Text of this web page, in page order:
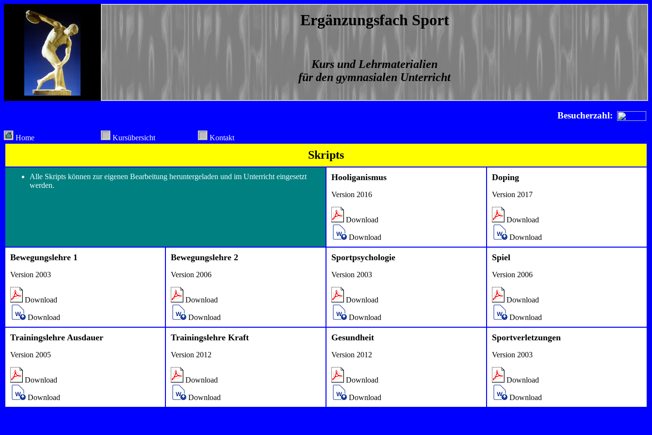
Ergänzungsfach Sport
Kurs und Lehrmaterialien
für den gymnasialen Unterricht
Besucherzahl:
Home Kursübersicht Kontakt
Skripts
Alle Skripts können zur eigenen Bearbeitung heruntergeladen und im Unterricht eingesetzt
werden.
Hooliganismus
Version 2016
Download
Download
Doping
Version 2017
Download
Download
Bewegungslehre 1
Version 2003
Download
Download
Bewegungslehre 2
Version 2006
Download
Download
Sportpsychologie
Version 2003
Download
Download
Spiel
Version 2006
Download
Download
Trainingslehre Ausdauer
Version 2005
Download
Download
Trainingslehre Kraft
Version 2012
Download
Download
Gesundheit
Version 2012
Download
Download
Sportverletzungen
Version 2003
Download
Download